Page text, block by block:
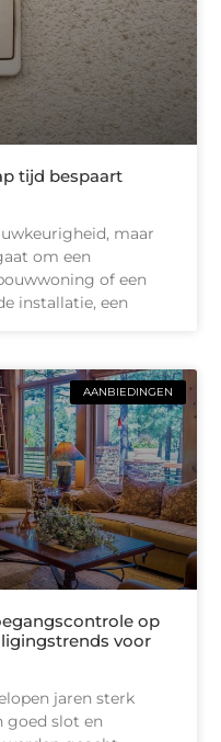
tijd bespaart
maar
om een
of een
installatie, een
AANBIEDINGEN
op
voor
jaren sterk
goed slot en